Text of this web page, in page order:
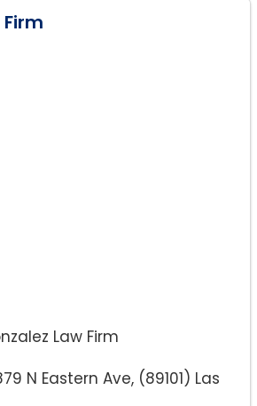
Law Firm
N Eastern Ave, (89101) Las